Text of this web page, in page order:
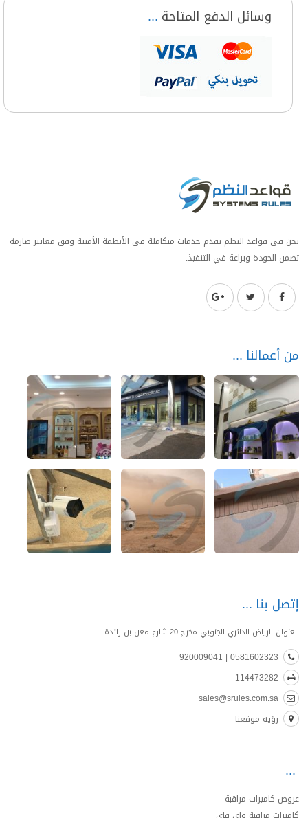
وسائل الدفع المتاحة
نحن في قواعد النظم نقدم خدمات متكاملة في الأنظمة الأمنية وفق معايير صارمة
تضمن الجودة وبراعة في التنفيذ.
من أعمالنا
إتصل بنا
العنوان الرياض الدائري الجنوبي مخرج 20 شارع معن بن زائدة
0581602323 | 920009041
114473282
sales@srules.com.sa
رؤية موقعنا
عروض كاميرات مراقبة